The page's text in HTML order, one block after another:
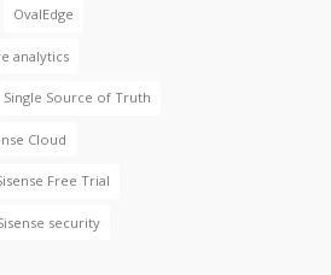
OvalEdge
analytics
Single Source of Truth
Cloud
Free Trial
security